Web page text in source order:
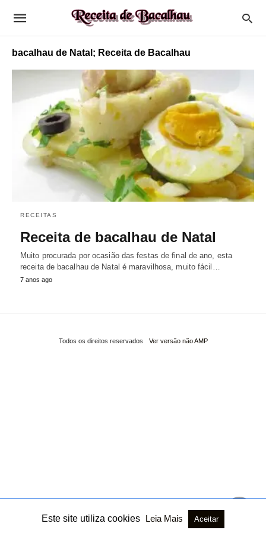
bacalhau de Natal; Receita de Bacalhau
RECEITAS
Receita de bacalhau de Natal
Muito procurada por ocasião das festas de final de ano, esta
receita de bacalhau de Natal é maravilhosa, muito fácil…
7 anos ago
Todos os direitos reservados Ver versão não AMP
Este site utiliza cookies Leia Mais Aceitar